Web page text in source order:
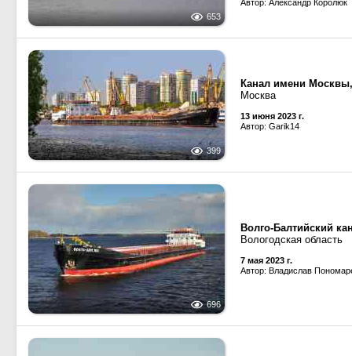
653
Автор: Александр Королюк
399
Канал имени
Москва
13 июня 2023 г.
Автор: Garik14
696
Волго-Балтийский
Вологодская область
7 мая 2023 г.
Автор: Владислав